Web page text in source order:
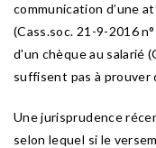
communication d’une
(Cass.soc. 21-9-2016
d'un chèque au salarié
suffisent pas à prouver
Une jurisprudence
selon lequel si le